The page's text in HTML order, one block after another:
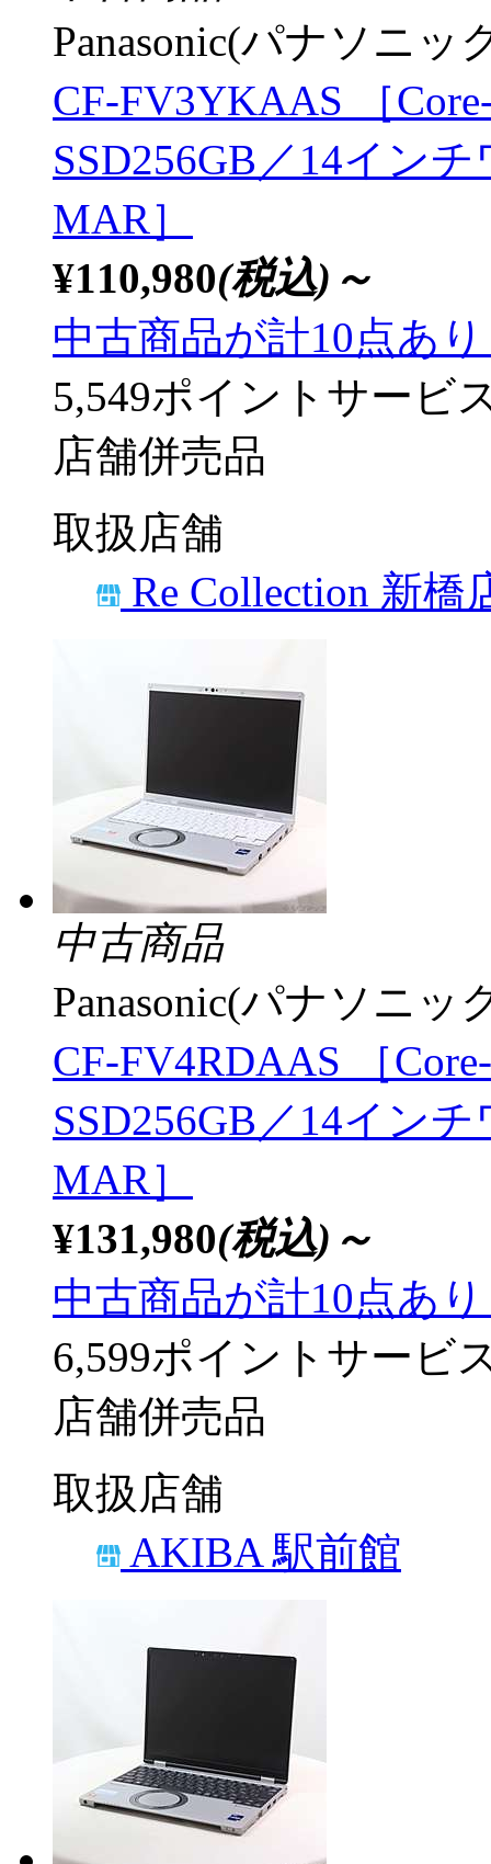
Panasonic(パナソニッ
CF-FV3YKAAS ［
SSD256GB／14イン
MAR］
¥110,980(税込)～
中古商品が計10点あ
5,549ポイントサービ
店舗併売品
取扱店舗
Re Collection 新橋
中古商品
Panasonic(パナソニッ
CF-FV4RDAAS ［
SSD256GB／14イン
MAR］
¥131,980(税込)～
中古商品が計10点あ
6,599ポイントサービ
店舗併売品
取扱店舗
AKIBA 駅前館